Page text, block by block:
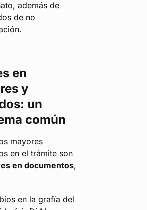
además de
de no
en
y
un
común
mayores
en el trámite son
en documentos,
en la grafía del